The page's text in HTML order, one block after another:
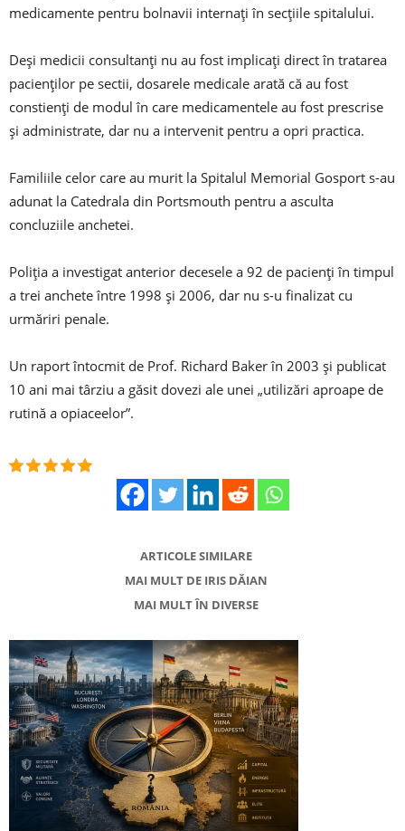
medicamente pentru bolnavii internați în secțiile spitalului.
Deși medicii consultanți nu au fost implicați direct în tratarea
pacienților pe sectii, dosarele medicale arată că au fost
constienți de modul în care medicamentele au fost prescrise
și administrate, dar nu a intervenit pentru a opri practica.
Familiile celor care au murit la Spitalul Memorial Gosport s-au
adunat la Catedrala din Portsmouth pentru a asculta
concluziile anchetei.
Poliția a investigat anterior decesele a 92 de pacienți în timpul
a trei anchete între 1998 și 2006, dar nu s-u finalizat cu
urmăriri penale.
Un raport întocmit de Prof. Richard Baker în 2003 și publicat
10 ani mai târziu a găsit dovezi ale unei „utilizări aproape de
rutină a opiaceelor”.
ARTICOLE SIMILARE
MAI MULT DE IRIS DĂIAN
MAI MULT ÎN DIVERSE